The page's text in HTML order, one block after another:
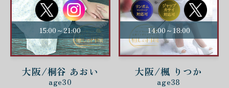
15:00～21:00
大阪/桐谷 あおい
age30
14:00～18:00
大阪/楓 りつか
age38